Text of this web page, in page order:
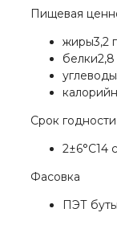
Пищевая
жиры3,2
белки2,8
углеводы
Срок годности
2±6°С14
Фасовка
ПЭТ